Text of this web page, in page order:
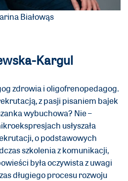
Białowąs
Kargul
zdrowia i oligofrenopedagog.
z pasji pisaniem bajek
wybuchowa? Nie –
usłyszała
o podstawowych
szkolenia z komunikacji,
była oczywista z uwagi
długiego procesu rozwoju